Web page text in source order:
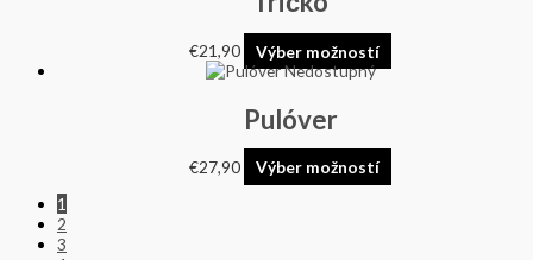
€21,90
Výber možností
Nedostupný
Pulóver
€27,90
Výber možností
1
2
3